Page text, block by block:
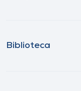
Biblioteca